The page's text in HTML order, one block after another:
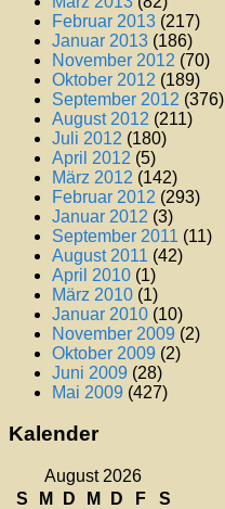
Februar 2013 (217)
Januar 2013 (186)
November 2012 (70)
Oktober 2012 (189)
September 2012 (376)
August 2012 (211)
Juli 2012 (180)
April 2012 (5)
März 2012 (142)
Februar 2012 (293)
Januar 2012 (3)
September 2011 (11)
August 2011 (42)
April 2010 (1)
März 2010 (1)
Januar 2010 (10)
November 2009 (2)
Oktober 2009 (2)
Juni 2009 (28)
Mai 2009 (427)
Kalender
August 2026
S
M D M D F
S